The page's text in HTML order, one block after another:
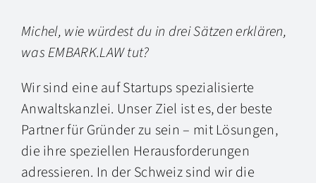
Michel, wie würdest du in drei Sätzen erklären,
was EMBARK.LAW tut?
Wir sind eine auf Startups spezialisierte
Anwaltskanzlei. Unser Ziel ist es, der beste
Partner für Gründer zu sein – mit Lösungen,
die ihre speziellen Herausforderungen
adressieren. In der Schweiz sind wir die